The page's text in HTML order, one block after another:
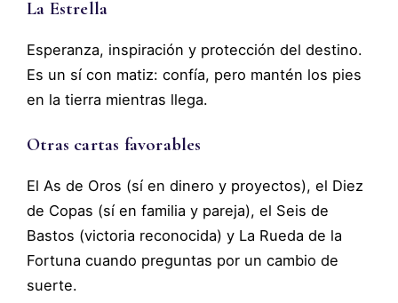
La Estrella
Esperanza, inspiración y protección del destino.
Es un sí con matiz: confía, pero mantén los pies
en la tierra mientras llega.
Otras cartas favorables
El As de Oros (sí en dinero y proyectos), el Diez
de Copas (sí en familia y pareja), el Seis de
Bastos (victoria reconocida) y La Rueda de la
Fortuna cuando preguntas por un cambio de
suerte.